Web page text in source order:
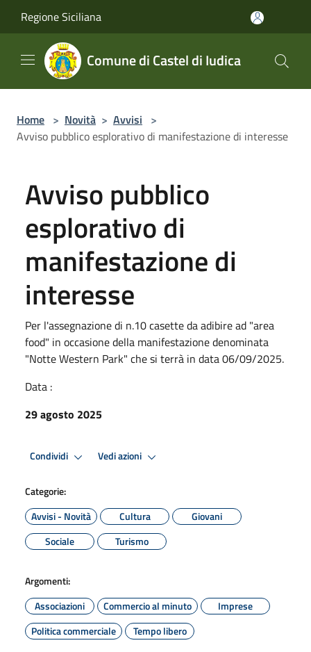
Regione Siciliana
Comune di Castel di Iudica
Home > Novità > Avvisi >
Avviso pubblico esplorativo di manifestazione di interesse
Avviso pubblico
esplorativo di
manifestazione di
interesse
Per l'assegnazione di n.10 casette da adibire ad "area
food" in occasione della manifestazione denominata
"Notte Western Park" che si terrà in data 06/09/2025.
Data :
29 agosto 2025
Condividi Vedi azioni
Categorie:
Avvisi - Novità
Cultura
Giovani
Sociale
Turismo
Argomenti:
Associazioni
Commercio al minuto
Imprese
Politica commerciale
Tempo libero